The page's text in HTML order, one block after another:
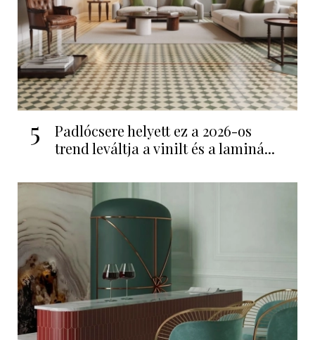
5
Padlócsere helyett ez a 2026-os
trend leváltja a vinilt és a laminá...